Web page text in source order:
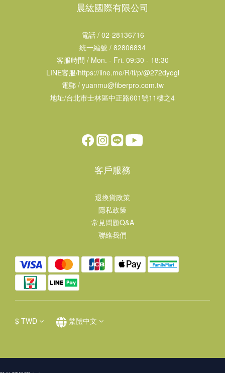
晨紘國際有限公司
電話 / 02-28136716
統一編號 / 82806834
客服時間 / Mon. - Fri. 09:30 - 18:30
LINE客服/https://line.me/R/ti/p/@272dyogl
電郵 / yuanmu@fiberpro.com.tw
地址/台北市士林區中正路601號11樓之4
客戶服務
退換貨政策
隱私政策
常見問題Q&A
聯絡我們
$ TWD 繁體中文